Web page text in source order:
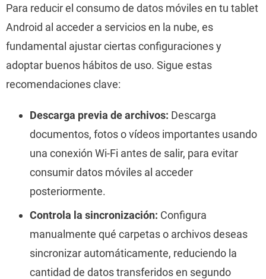
Para reducir el consumo de datos móviles en tu tablet
Android al acceder a servicios en la nube, es
fundamental ajustar ciertas configuraciones y
adoptar buenos hábitos de uso. Sigue estas
recomendaciones clave:
Descarga previa de archivos: Descarga
documentos, fotos o vídeos importantes usando
una conexión Wi-Fi antes de salir, para evitar
consumir datos móviles al acceder
posteriormente.
Controla la sincronización: Configura
manualmente qué carpetas o archivos deseas
sincronizar automáticamente, reduciendo la
cantidad de datos transferidos en segundo